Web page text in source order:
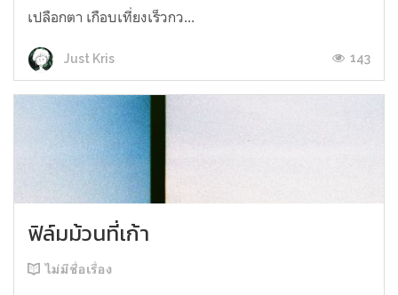
เปลือกตา เกือบเที่ยงเร็วกว...
Just Kris 143
ฟิล์มม้วนที่เก้า
ไม่มีชื่อเรื่อง